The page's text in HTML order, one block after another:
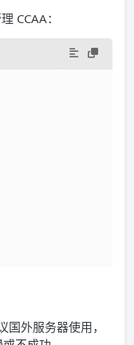
CCAA：
外服务器使用，